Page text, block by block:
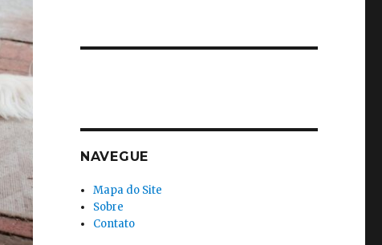
NAVEGUE
Mapa do Site
Sobre
Contato